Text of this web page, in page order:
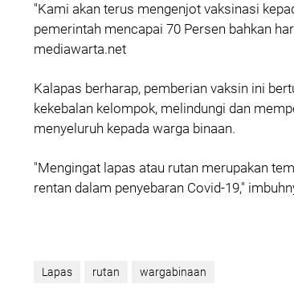
"Kami akan terus mengenjot vaksinasi
pemerintah mencapai 70 Persen bahkan
mediawarta.net
Kalapas berharap, pemberian vaksin ini
kekebalan kelompok, melindungi dan
menyeluruh kepada warga binaan.
"Mengingat lapas atau rutan merupakan
rentan dalam penyebaran Covid-19,"
Lapas rutan wargabinaan